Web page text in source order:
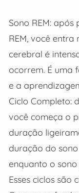
Sono REM:
REM, você entra
cerebral é
ocorrem. É uma
e a
Ciclo Completo:
você começa o
duração
duração do
enquanto o
Esses ciclos são